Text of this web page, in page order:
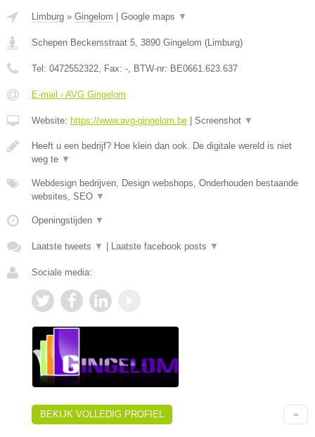
Limburg » Gingelom Google maps ▼
Schepen Beckersstraat 5, 3890 Gingelom (Limburg)
Tel: 0472552322, Fax: -, BTW-nr: BE0661.623.637
E-mail › AVG Gingelom
Website: https://www.avg-gingelom.be Screenshot ▼
Heeft u een bedrijf? Hoe klein dan ook. De digitale wereld is niet
weg te ▼
Webdesign bedrijven, Design webshops, Onderhouden bestaande
websites, SEO ▼
Openingstijden ▼
Laatste tweets ▼ Laatste facebook posts ▼
Sociale media:
BEKIJK VOLLEDIG PROFIEL